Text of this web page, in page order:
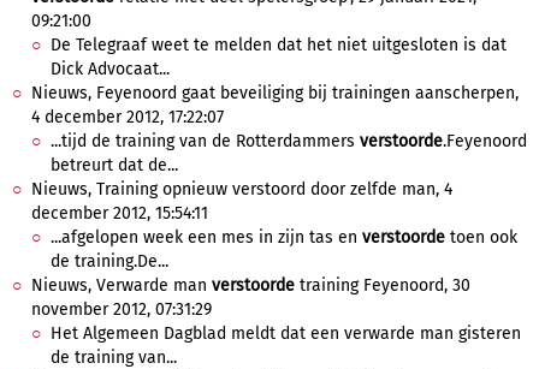
09:21:00
De Telegraaf weet te melden dat het niet uitgesloten is dat
Dick Advocaat...
Nieuws, Feyenoord gaat beveiliging bij trainingen aanscherpen,
4 december 2012, 17:22:07
...tijd de training van de Rotterdammers verstoorde.Feyenoord
betreurt dat de...
Nieuws, Training opnieuw verstoord door zelfde man, 4
december 2012, 15:54:11
...afgelopen week een mes in zijn tas en verstoorde toen ook
de training.De...
Nieuws, Verwarde man verstoorde training Feyenoord, 30
november 2012, 07:31:29
Het Algemeen Dagblad meldt dat een verwarde man gisteren
de training van...